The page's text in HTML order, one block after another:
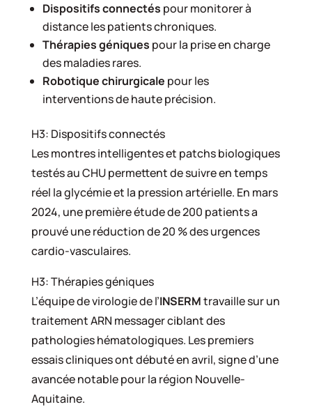
Dispositifs connectés pour monitorer à
distance les patients chroniques.
Thérapies géniques pour la prise en charge
des maladies rares.
Robotique chirurgicale pour les
interventions de haute précision.
H3: Dispositifs connectés
Les montres intelligentes et patchs biologiques
testés au CHU permettent de suivre en temps
réel la glycémie et la pression artérielle. En mars
2024, une première étude de 200 patients a
prouvé une réduction de 20 % des urgences
cardio-vasculaires.
H3: Thérapies géniques
L’équipe de virologie de l’INSERMtravaille sur un
traitement ARN messager ciblant des
pathologies hématologiques. Les premiers
essais cliniques ont débuté en avril, signe d’une
avancée notable pour la région Nouvelle-
Aquitaine.